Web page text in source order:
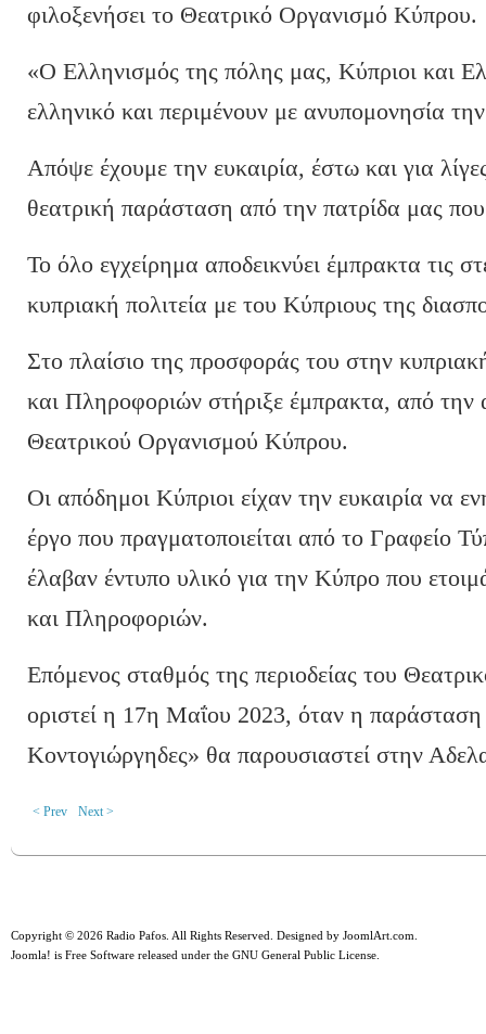
φιλοξενήσει το Θεατρικό Οργανισμό Κύπρου.
«Ο Ελληνισμός της πόλης μας, Κύπριοι και
ελληνικό και περιμένουν με ανυπομονησία
Απόψε έχουμε την ευκαιρία, έστω και για
θεατρική παράσταση από την πατρίδα μας
Το όλο εγχείρημα αποδεικνύει έμπρακτα τις
κυπριακή πολιτεία με του Κύπριους της
Στο πλαίσιο της προσφοράς του στην
και Πληροφοριών στήριξε έμπρακτα, από την
Θεατρικού Οργανισμού Κύπρου.
Οι απόδημοι Κύπριοι είχαν την ευκαιρία να
έργο που πραγματοποιείται από το Γραφείο
έλαβαν έντυπο υλικό για την Κύπρο που
και Πληροφοριών.
Επόμενος σταθμός της περιοδείας του
οριστεί η 17η Μαΐου 2023, όταν η
Κοντογιώργηδες» θα παρουσιαστεί στην
< Prev Next >
Copyright © 2026 Radio Pafos. All Rights Reserved. Designed by JoomlArt.com
Joomla! is Free Software released under the GNU General Public License.